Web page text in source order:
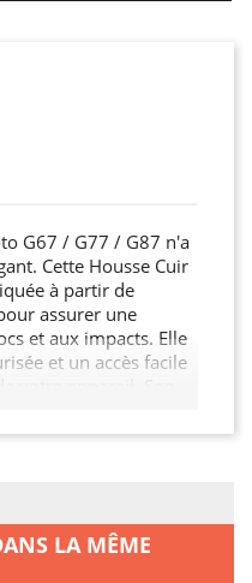
G67 / G77 / G87 n'a
Cette Housse Cuir
à partir de
assurer une
et aux impacts. Elle
et un accès facile
votre appareil. Son
votre Motorola
garantissant une
LA MÊME